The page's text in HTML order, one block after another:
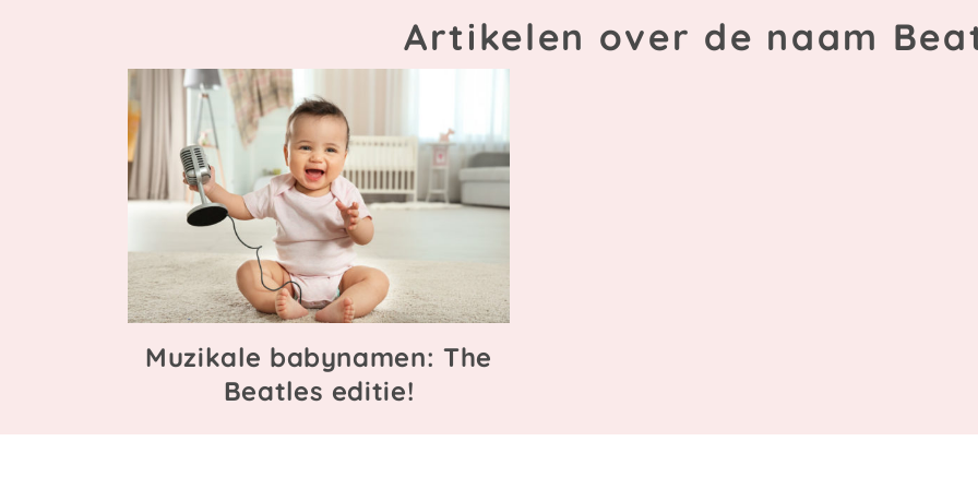
Artikelen over de naam
Muzikale babynamen: The
Beatles editie!